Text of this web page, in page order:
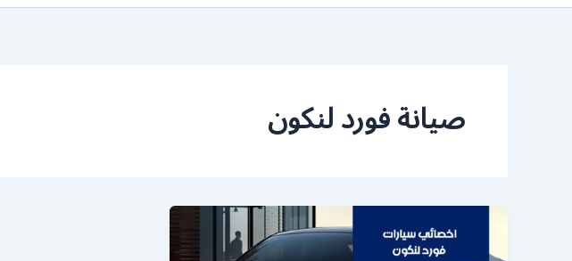
صيانة فورد لنكون